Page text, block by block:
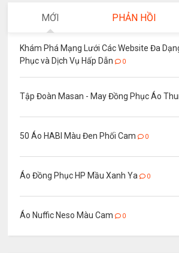
MỚI PHẢN HỒI
Khám Phá Mạng Lưới Các Website Đa
Phục và Dịch Vụ Hấp Dẫn
0
Tập Đoàn Masan - May Đồng Phục Áo
50 Áo HABI Màu Đen Phối Cam 0
Áo Đồng Phục HP Mầu Xanh Ya 0
Áo Nuffic Neso Màu Cam 0